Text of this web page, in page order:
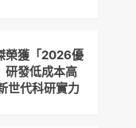
榮獲「2026優
研發低成本高
世代科研實力